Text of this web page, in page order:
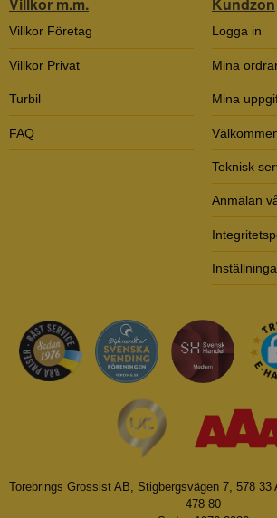
Villkor m.m.
Villkor Företag
Villkor Privat
Turbil
FAQ
Kundzon
Logga in
Mina
Mina
Teknisk
Anmälan
Torebrings Grossist AB, Stigbergsvägen 7, 578 33
478 80